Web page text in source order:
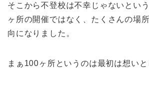
そこから不登校は不幸じゃないとい
ヶ所の開催ではなく、たくさんの場
向になりました。
まぁ100ヶ所というのは最初は想いと